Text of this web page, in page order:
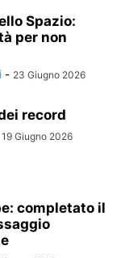
Spazio:
per non
- 23 Giugno 2026
record
19 Giugno 2026
completato il